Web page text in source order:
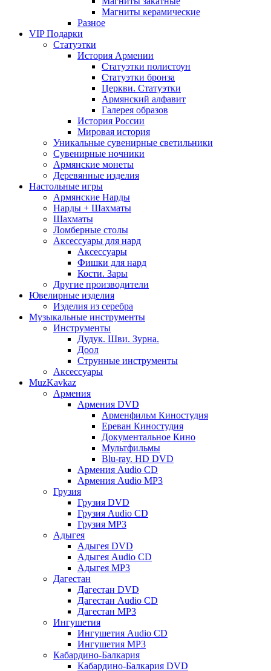
Магниты керамические
Разное
VIP Подарки
Статуэтки
История Армении
Статуэтки полистоун
Статуэтки бронза
Церкви. Статуэтки
Армянский алфавит
Галерея образов
История России
Мировая история
Уникальные сувенирные светильники
Сувенирные ночники
Армянские монеты
Деревянные изделия
Настольные игры
Армянские Нарды
Нарды + Шахматы
Шахматы
Ломберные столы
Аксессуары для нард
Аксессуары
Фишки для нард
Кости. Зары
Другие производители
Ювелирные изделия
Изделия из серебра
Музыкальные инструменты
Инструменты
Дудук. Шви. Зурна.
Доол
Струнные инструменты
Аксессуары
MuzKavkaz
Армения
Армения DVD
Арменфильм Киностудия
Ереван Киностудия
Документальное Кино
Мультфильмы
Blu-ray. HD DVD
Армения Audio CD
Армения Audio MP3
Грузия
Грузия DVD
Грузия Audio CD
Грузия MP3
Адыгея
Адыгея DVD
Адыгея Audio CD
Адыгея MP3
Дагестан
Дагестан DVD
Дагестан Audio CD
Дагестан MP3
Ингушетия
Ингушетия Audio CD
Ингушетия MP3
Кабардино-Балкария
Кабардино-Балкария DVD